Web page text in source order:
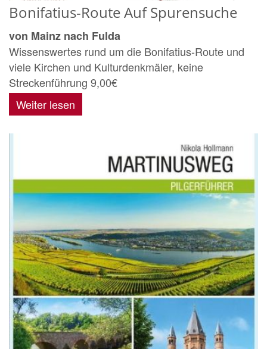
Bonifatius-Route Auf Spurensuche
von Mainz nach Fulda
Wissenswertes rund um die Bonifatius-Route und
viele Kirchen und Kulturdenkmäler, keine
Streckenführung 9,00€
Weiter lesen